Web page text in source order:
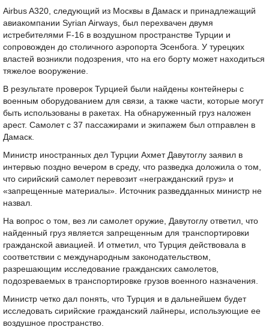
Airbus A320, следующий из Москвы в Дамаск и принадлежащий
авиакомпании Syrian Airways, был перехвачен двумя
истребителями F-16 в воздушном пространстве Турции и
сопровожден до столичного аэропорта Эсенбога. У турецких
властей возникли подозрения, что на его борту может находиться
тяжелое вооружение.
В результате проверок Турцией были найдены контейнеры с
военным оборудованием для связи, а также части, которые могут
быть использованы в ракетах. На обнаруженный груз наложен
арест. Самолет с 37 пассажирами и экипажем был отправлен в
Дамаск.
Министр иностранных дел Турции Ахмет Давутоглу заявил в
интервью поздно вечером в среду, что разведка доложила о том,
что сирийский самолет перевозит «негражданский груз» и
«запрещенные материалы». Источник разведданных министр не
назвал.
На вопрос о том, вез ли самолет оружие, Давутоглу ответил, что
найденный груз является запрещенным для транспортировки
гражданской авиацией. И отметил, что Турция действовала в
соответствии с международным законодательством,
разрешающим исследование гражданских самолетов,
подозреваемых в транспортировке грузов военного назначения.
Министр четко дал понять, что Турция и в дальнейшем будет
исследовать сирийские гражданский лайнеры, использующие ее
воздушное пространство.